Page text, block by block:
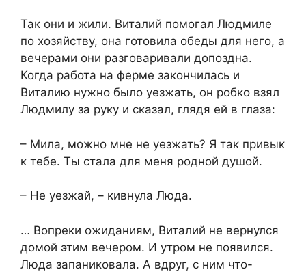
Так они и жили. Виталий помогал Людмиле
по хозяйству, она готовила обеды для него, а
вечерами они разговаривали допоздна.
Когда работа на ферме закончилась и
Виталию нужно было уезжать, он робко взял
Людмилу за руку и сказал, глядя ей в глаза:
– Мила, можно мне не уезжать? Я так привык
к тебе. Ты стала для меня родной душой.
– Не уезжай, – кивнула Люда.
… Вопреки ожиданиям, Виталий не вернулся
домой этим вечером. И утром не появился.
Люда запаниковала. А вдруг, с ним что-